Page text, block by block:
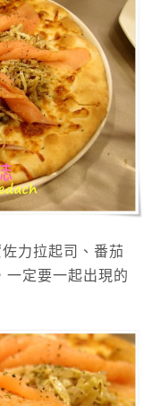
力拉起司、番茄
一定要一起出現的